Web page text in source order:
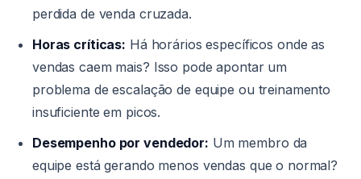
perdida de venda cruzada.
Horas críticas: Há horários específicos onde as
vendas caem mais? Isso pode apontar um
problema de escalação de equipe ou treinamento
insuficiente em picos.
Desempenho por vendedor: Um membro da
equipe está gerando menos vendas que o normal?